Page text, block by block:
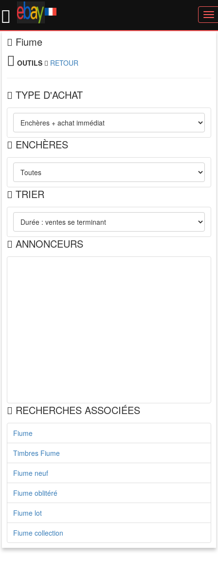
Fiume
OUTILS RETOUR
TYPE D'ACHAT
ENCHÈRES
TRIER
ANNONCEURS
RECHERCHES ASSOCIÉES
Fiume
Timbres Fiume
Fiume neuf
Fiume oblitéré
Fiume lot
Fiume collection